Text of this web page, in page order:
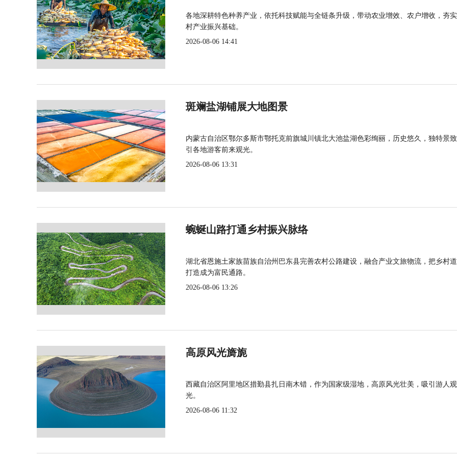
各地深耕特色种养产业，依托科技赋能与全链条升级，带动农业增效、农户增收，夯
村产业振兴基础。
2026-08-06 14:41
斑斓盐湖铺展大地图景
内蒙古自治区鄂尔多斯市鄂托克前旗城川镇北大池盐湖色彩绚丽，历史悠久，独特景
引各地游客前来观光。
2026-08-06 13:31
蜿蜒山路打通乡村振兴脉络
湖北省恩施土家族苗族自治州巴东县完善农村公路建设，融合产业文旅物流，把乡村
打造成为富民通路。
2026-08-06 13:26
高原风光旖旎
西藏自治区阿里地区措勤县扎日南木错，作为国家级湿地，高原风光壮美，吸引游人观
光。
2026-08-06 11:32